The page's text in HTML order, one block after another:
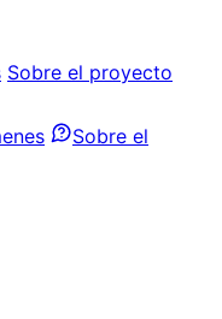
Sobre el proyecto
Sobre el